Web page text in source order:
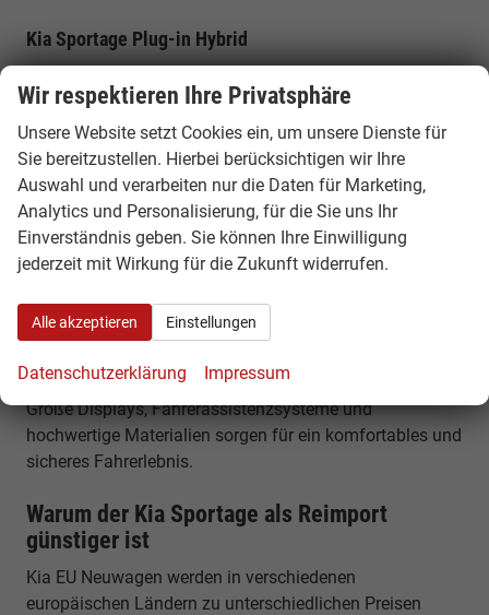
Kia Sportage Plug-in Hybrid
Elektrifizierte Variante mit hoher Systemleistung und
elektrischem Fahranteil.
Platzangebot & Kofferraum
Der Kia Sportage bietet ein Kofferraumvolumen von
etwa 562 Litern, das sich auf bis zu rund 1.750 Liter
erweitern lässt. Mit einer Länge von rund 4,54 Metern
bietet er viel Platz für Familie, Gepäck und lange Reisen.
Komfort, Technik & Ausstattung
digitales Cockpit und zahlreiche Assistenzsysteme.
Große Displays, Fahrerassistenzsysteme und
hochwertige Materialien sorgen für ein komfortables und
sicheres Fahrerlebnis.
Warum der Kia Sportage als Reimport
günstiger ist
Kia EU Neuwagen werden in verschiedenen
europäischen Ländern zu unterschiedlichen Preisen
Wir respektieren Ihre Privatsphäre
Unsere Website setzt Cookies ein, um unsere Dienste für
Sie bereitzustellen. Hierbei berücksichtigen wir Ihre
Auswahl und verarbeiten nur die Daten für Marketing,
Analytics und Personalisierung, für die Sie uns Ihr
Einverständnis geben. Sie können Ihre Einwilligung
jederzeit mit Wirkung für die Zukunft widerrufen.
Alle akzeptieren Einstellungen
Datenschutzerklärung Impressum